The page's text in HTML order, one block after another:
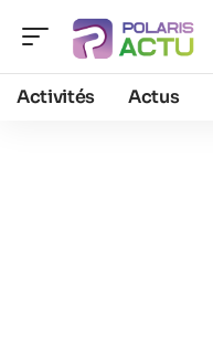
Activités Actus